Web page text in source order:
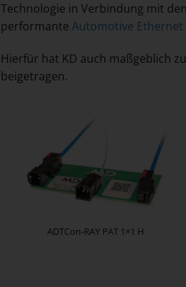
Technologie in Verbindung mit
performante Automotive Ethernet
Hierfür hat KD auch maßgeblich
beigetragen.
ADTCon-RAY PAT 1×1 H